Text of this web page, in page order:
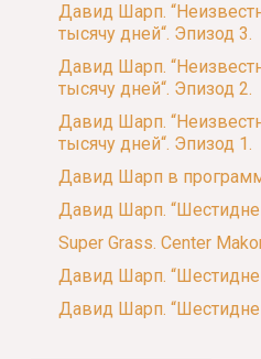
Давид Шарп.
тысячу дней“. Эпизод 3.
Давид Шарп.
тысячу дней“. Эпизод 2.
Давид Шарп.
тысячу дней“. Эпизод 1.
Давид Шарп в
Давид Шарп.
Super Grass. Center
Давид Шарп.
Давид Шарп.